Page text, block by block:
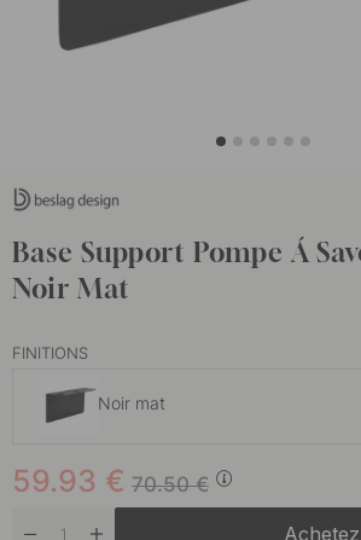
Base Support Pompe Á
Noir Mat
FINITIONS
Noir mat
Acier inoxydable brossé
70.50€
59.93 €
Achetez